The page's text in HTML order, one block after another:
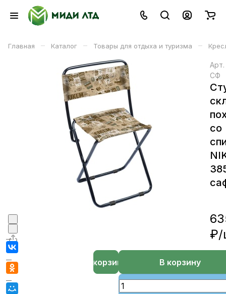
Главная – Каталог – Товары для отдыха и туризма –
Арт.
СФ
со
₽/
В корзину
В корзине